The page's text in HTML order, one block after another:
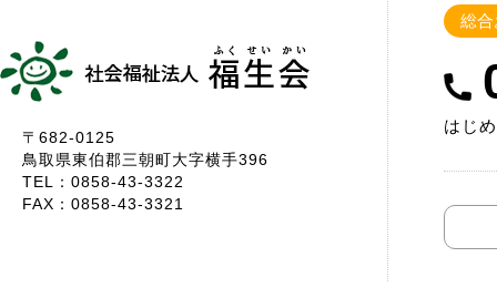
〒682-0125
鳥取県東伯郡三朝町大字横手396
TEL：0858-43-3322
FAX：0858-43-3321
総
はじ